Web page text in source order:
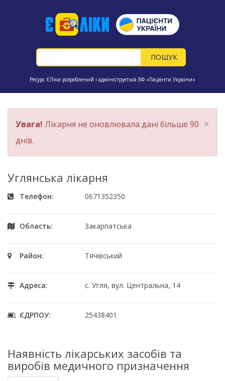
Ресурс ЄЛіки розроблений і адмініструється БФ «Пацієнти України»
×
Увага! Лікарня не оновлювала дані більше 90
днів.
Углянська лікарня
Телефон: 0671352350
Область: Закарпатська
Район: Тячівський
Адреса: с. Угля, вул. Центральна, 14
ЄДРПОУ: 25438401
Наявність лікарських засобів та
виробів медичного призначення